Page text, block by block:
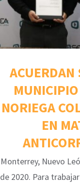
ACUERDAN
NORIEGA
EN
Monterrey, Nuevo
de 2020. Para